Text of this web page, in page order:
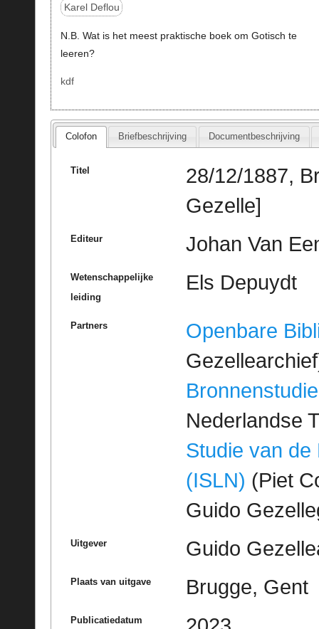
Karel Deflou
N.B. Wat is het meest praktische boek om Gotisch te
leeren?
kdf
Colofon Briefbeschrijving Documentbeschrijving
Titel
28/12/1887,
Gezelle]
Editeur Johan Van
Wetenschappelijke
leiding
Els Depuydt
Partners
Openbare
Bronnenstudie
Nederlandse
Studie van de
(ISLN) (Piet
Guido
Uitgever Guido
Plaats van uitgave Brugge, Gent
Publicatiedatum